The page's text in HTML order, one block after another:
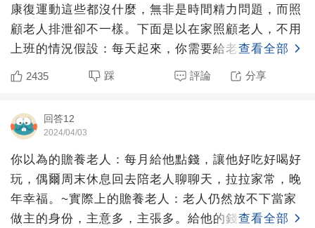
康復運動這些都沒什麼，無非是時間精力問題，而照
顧老人排泄卻不一樣。下面是以在家照顧老人，不用
上班的情況假設：每天起來，你需要給老人換下紙尿
褲，忍著尿騷味將
查看全部
2435 踩 評論 分享
回答12
2024/04/03
你以為的贍養老人：每月給他點錢，讓他好吃好喝好
玩，偶爾周末休息回去陪老人聊聊天，拉拉家常，晚
年幸福。~實際上的贍養老人：老人仍然放不下當家
做主的身份，主意多，主張多。給他的錢，該吃的不
查看全部